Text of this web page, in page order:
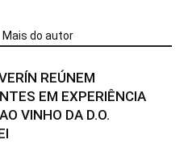
Mais do autor
REÚNEM
EM EXPERIÊNCIA
VINHO DA D.O.